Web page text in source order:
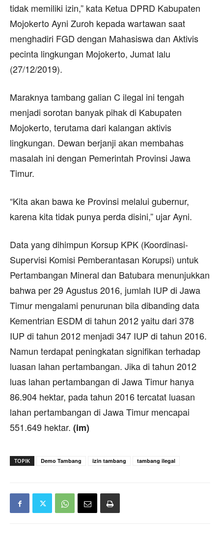
tidak memiliki izin,” kata Ketua DPRD Kabupaten
Mojokerto Ayni Zuroh kepada wartawan saat
menghadiri FGD dengan Mahasiswa dan Aktivis
pecinta lingkungan Mojokerto, Jumat lalu
(27/12/2019).
Maraknya tambang galian C ilegal ini tengah
menjadi sorotan banyak pihak di Kabupaten
Mojokerto, terutama dari kalangan aktivis
lingkungan. Dewan berjanji akan membahas
masalah ini dengan Pemerintah Provinsi Jawa
Timur.
“Kita akan bawa ke Provinsi melalui gubernur,
karena kita tidak punya perda disini,” ujar Ayni.
Data yang dihimpun Korsup KPK (Koordinasi-
Supervisi Komisi Pemberantasan Korupsi) untuk
Pertambangan Mineral dan Batubara menunjukkan
bahwa per 29 Agustus 2016, jumlah IUP di Jawa
Timur mengalami penurunan bila dibanding data
Kementrian ESDM di tahun 2012 yaitu dari 378
IUP di tahun 2012 menjadi 347 IUP di tahun 2016.
Namun terdapat peningkatan signifikan terhadap
luasan lahan pertambangan. Jika di tahun 2012
luas lahan pertambangan di Jawa Timur hanya
86.904 hektar, pada tahun 2016 tercatat luasan
lahan pertambangan di Jawa Timur mencapai
551.649 hektar. (im)
TOPIK Demo Tambang izin tambang tambang ilegal